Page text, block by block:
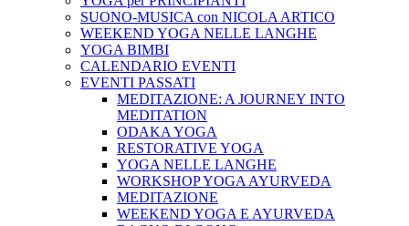
SUONO-MUSICA con NICOLA ARTICO
WEEKEND YOGA NELLE LANGHE
YOGA BIMBI
CALENDARIO EVENTI
EVENTI PASSATI
MEDITAZIONE: A JOURNEY INTO
MEDITATION
ODAKA YOGA
RESTORATIVE YOGA
YOGA NELLE LANGHE
WORKSHOP YOGA AYURVEDA
MEDITAZIONE
WEEKEND YOGA E AYURVEDA